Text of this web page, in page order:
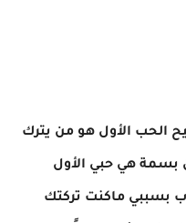
الحب الأول هو من يترك
بسمة هي حبي الأول
بسببي ماكنت تركتك